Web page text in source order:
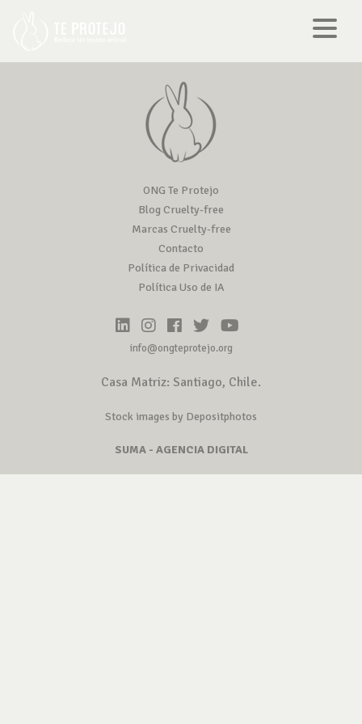
ONG Te Protejo
Blog Cruelty-free
Marcas Cruelty-free
Contacto
Política de Privacidad
Política Uso de IA
info@ongteprotejo.org
Casa Matriz: Santiago, Chile.
Stock images by Depositphotos
SUMA - AGENCIA DIGITAL